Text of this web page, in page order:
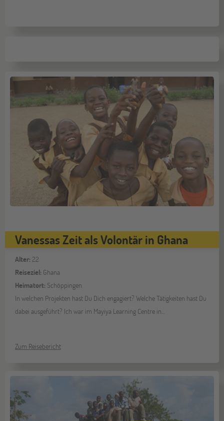
Vanessas Zeit als Volontär in Ghana
Alter: 22
Reiseziel: Ghana
Heimatort: Schöppingen
In welchen Projekten hast Du Dich engagiert? Welche Tätigkeiten hast Du
dabei ausgeführt? Ich war im Mayiya Learning Centre in...
Zum Reisebericht